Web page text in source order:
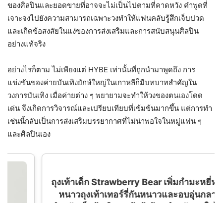
ของศิลปินและยอดขายที่อาจจะไม่เป็นไปตามที่คาดหวัง คำพูดที่
เจาะจงไปยังความสามารถเฉพาะวงทำให้แฟนคลับรู้สึกเจ็บปวด
และเกิดข้อสงสัยในแง่ของการส่งเสริมและการสนับสนุนศิลปิน
อย่างแท้จริง
อย่างไรก็ตาม ไม่เพียงแต่ HYBE เท่านั้นที่ถูกนำมาพูดถึง การ
แข่งขันของค่ายบันเทิงยักษ์ใหญ่ในเกาหลีก็มีบทบาทสำคัญใน
วงการบันเทิง เมื่อค่ายต่าง ๆ พยายามจะทำให้วงของตนเองโดด
เด่น จึงเกิดการวิจารณ์และเปรียบเทียบที่เข้มข้นมากขึ้น แต่การทำ
เช่นนี้กลับเป็นการส่งเสริมบรรยากาศที่ไม่น่าพอใจในหมู่แฟน ๆ
และศิลปินเอง